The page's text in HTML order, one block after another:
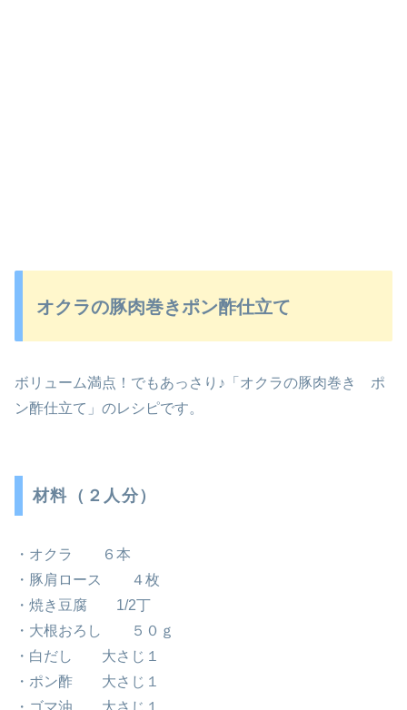
オクラの豚肉巻きポン酢仕立て
ボリューム満点！でもあっさり♪「オクラの豚肉巻き ポ
ン酢仕立て」のレシピです。
材料（２人分）
・オクラ ６本
・豚肩ロース ４枚
・焼き豆腐 1/2丁
・大根おろし ５０ｇ
・白だし 大さじ１
・ポン酢 大さじ１
・ゴマ油 大さじ１